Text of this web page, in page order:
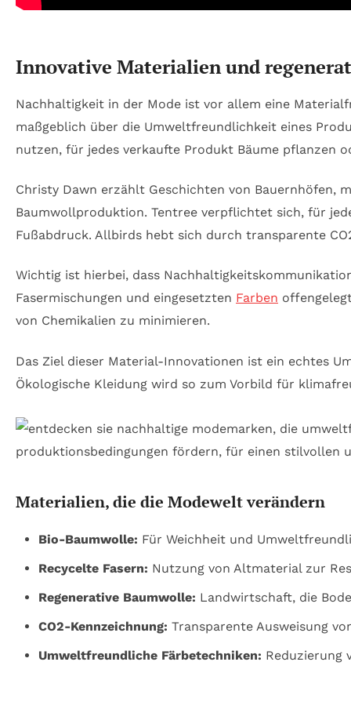
Innovative Materialien und
Nachhaltigkeit in der Mode ist vor allem eine
maßgeblich über die Umweltfreundlichkeit eines
nutzen, für jedes verkaufte Produkt Bäume pflanzen
Christy Dawn erzählt Geschichten von Bauernhöfen,
Baumwollproduktion. Tentree verpflichtet sich, für
Fußabdruck. Allbirds hebt sich durch transparente
Wichtig ist hierbei, dass
Fasermischungen und eingesetzten Farben
von Chemikalien zu minimieren.
Das Ziel dieser Material-Innovationen ist ein echtes
Ökologische Kleidung wird so zum Vorbild für
Materialien, die die Modewelt verändern
Bio-Baumwolle: Für Weichheit und
Recycelte Fasern: Nutzung von Altmaterial zur
Regenerative Baumwolle: Landwirtschaft, die
CO2-Kennzeichnung: Transparente Ausweisung
Umweltfreundliche Färbetechniken: Reduzierung